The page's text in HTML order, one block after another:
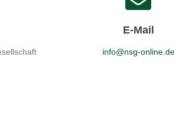
E-Mail
info@nsg-online.de